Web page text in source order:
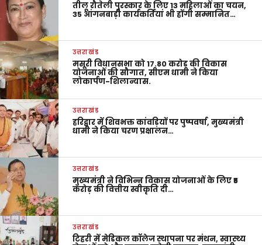
तीलू रौतेली पुरस्कार के लिए 13 महिलाओं का चयन,
35 आंगनबाड़ी कार्यकर्तियां भी होंगी सम्मानित…
उत्तराखंड
मसूरी विधानसभा को 17.80 करोड़ की विकास
योजनाओं की सौगात, सीएम धामी ने किया
लोकार्पण-शिलान्यास.
उत्तराखंड
हरिद्वार में शिवभक्त कांवड़ियों पर पुष्पवर्षा, मुख्यमंत्री
धामी ने किया चरण प्रक्षालन…
उत्तराखंड
मुख्यमंत्री ने विभिन्न विकास योजनाओं के लिए ₹5
करोड़ की वित्तीय स्वीकृति दी…
उत्तराखंड
टिहरी में मेडिकल कॉलेज स्थापना पर मंथन, स्वास्थ्य